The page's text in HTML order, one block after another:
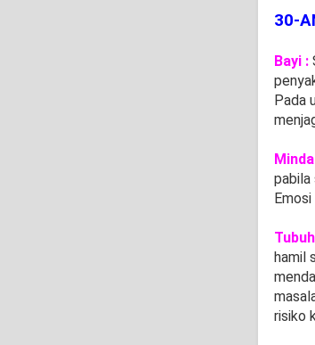
30-
Bayi :
Pada
pabila
hamil
risiko